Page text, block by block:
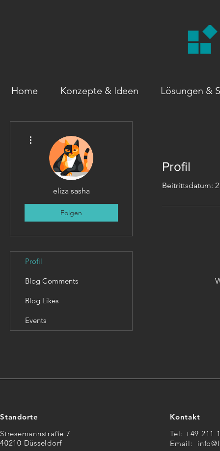
Home Konzepte & Ideen Lösungen &
Profil
Beitrittsdatum:
eliza sasha
Folgen
Profil
Blog Comments
Blog Likes
Events
Standorte
Stresemannstraße 7
40210 Düsseldorf
Kontakt
Tel: +49 211
Email: